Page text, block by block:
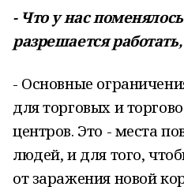
- Что у нас
разрешается
- Основные
для торговых и
центров. Это - места
людей, и для того,
от заражения новой